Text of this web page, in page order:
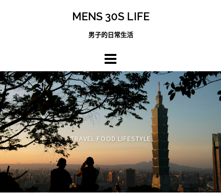
MENS 30S LIFE
男子的日常生活
TRAVEL FOOD LIFESTYLE